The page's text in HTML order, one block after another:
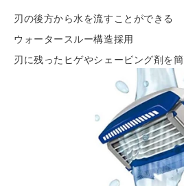
刃の後方から水を流すことができる
ウォータースルー構造採用
刃に残ったヒゲやシェービング剤を